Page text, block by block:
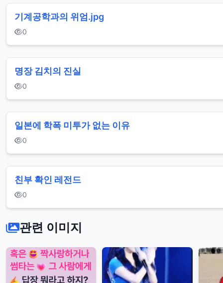
기계공학과의 위엄.jpg
0
명장 김치의 진실
0
일본에 학폭 미투가 없는 이유
0
친부 확인 레전드
0
관련 이미지